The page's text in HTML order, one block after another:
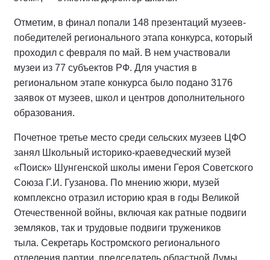
Отметим, в финал попали 148 презентаций музеев-
победителей регионального этапа конкурса, который
проходил c февраля по май. В нем участвовали
музеи из 77 субъектов РФ. Для участия в
региональном этапе конкурса было подано 3176
заявок от музеев, школ и центров дополнительного
образования.
Почетное третье место среди сельских музеев ЦФО
занял Школьный историко-краеведческий музей
«Поиск» Шунгенской школы имени Героя Советского
Союза Г.И. Гузанова. По мнению жюри, музей
комплексно отразил историю края в годы Великой
Отечественной войны, включая как ратные подвиги
земляков, так и трудовые подвиги тружеников
тыла. Секретарь Костромского регионального